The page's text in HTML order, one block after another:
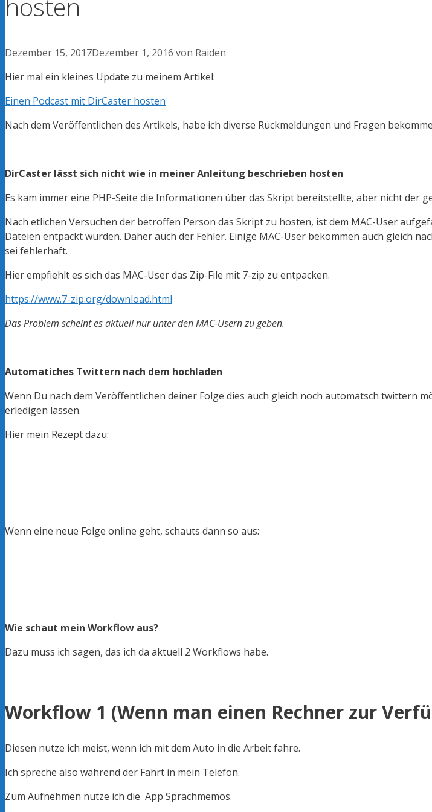
hosten
Dezember 15, 2017Dezember 1, 2016 von Raiden
Hier mal ein kleines Update zu meinem Artikel:
Einen Podcast mit DirCaster hosten
Nach dem Veröffentlichen des Artikels, habe ich diverse Rückmeldungen und Fragen
DirCaster lässt sich nicht wie in meiner Anleitung beschrieben hosten
Es kam immer eine PHP-Seite die Informationen über das Skript bereitstellte, aber nicht der
Nach etlichen Versuchen der betroffen Person das Skript zu hosten, ist dem MAC-User
Dateien entpackt wurden. Daher auch der Fehler. Einige MAC-User bekommen auch gleich
sei fehlerhaft.
Hier empfiehlt es sich das MAC-User das Zip-File mit 7-zip zu entpacken.
https://www.7-zip.org/download.html
Das Problem scheint es aktuell nur unter den MAC-Usern zu geben.
Automatiches Twittern nach dem hochladen
Wenn Du nach dem Veröffentlichen deiner Folge dies auch gleich noch automatsch twittern
erledigen lassen.
Hier mein Rezept dazu:
Wenn eine neue Folge online geht, schauts dann so aus:
Wie schaut mein Workflow aus?
Dazu muss ich sagen, das ich da aktuell 2 Workflows habe.
Workflow 1 (Wenn man einen Rechner zur
Diesen nutze ich meist, wenn ich mit dem Auto in die Arbeit fahre.
Ich spreche also während der Fahrt in mein Telefon.
Zum Aufnehmen nutze ich die App Sprachmemos.